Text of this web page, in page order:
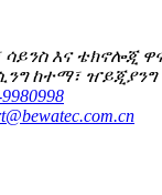
ሳይንስ እና ቴክኖሎጂ
ከተማ፣ ዠይጂያንግ